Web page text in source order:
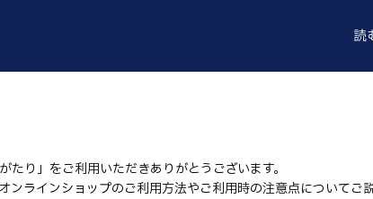
読
り」をご利用いただきありがとうございます。
ラインショップのご利用方法やご利用時の注意点についてご説